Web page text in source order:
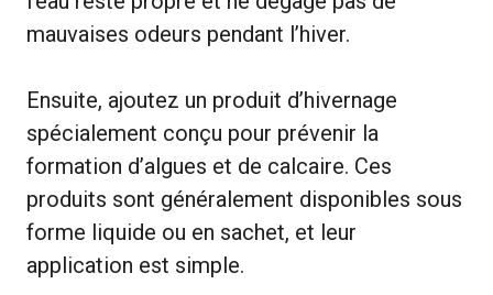
mauvaises odeurs pendant l’hiver.
Ensuite, ajoutez un produit d’hivernage
spécialement conçu pour prévenir la
formation d’algues et de calcaire. Ces
produits sont généralement disponibles sous
forme liquide ou en sachet, et leur
application est simple.